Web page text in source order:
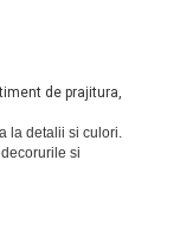
de prajitura,